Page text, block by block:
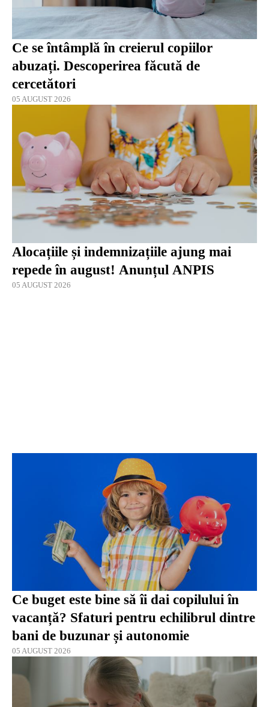
Ce se întâmplă în creierul copiilor
abuzați. Descoperirea făcută de
cercetători
05 AUGUST 2026
Alocațiile și indemnizațiile ajung mai
repede în august! Anunțul ANPIS
05 AUGUST 2026
Ce buget este bine să îi dai copilului în
vacanță? Sfaturi pentru echilibrul dintre
bani de buzunar și autonomie
05 AUGUST 2026